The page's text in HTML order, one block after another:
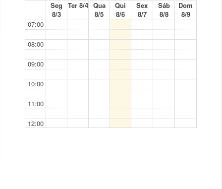
Seg
8/3
Ter 8/4 Qua
8/5
Qui
8/6
Sex
8/7
Sáb
8/8
Dom
8/9
07:00
08:00
09:00
10:00
11:00
12:00